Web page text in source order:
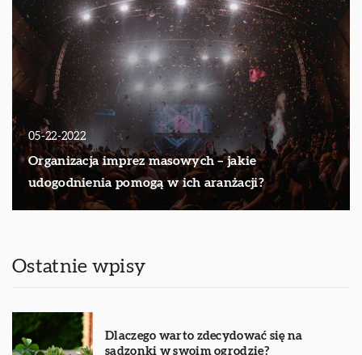
05-22-2022
Organizacja imprez masowych – jakie
udogodnienia pomogą w ich aranżacji?
Ostatnie wpisy
Dlaczego warto zdecydować się na
sadzonki w swoim ogrodzie?